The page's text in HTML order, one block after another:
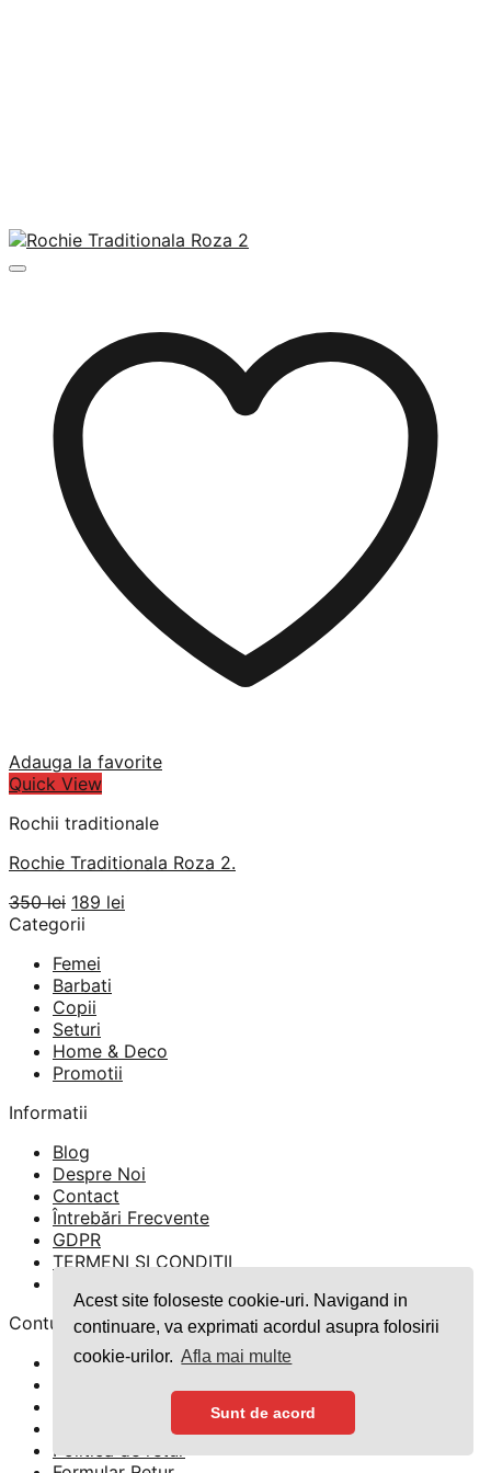
Acest site foloseste cookie-uri. Navigand in
continuare, va exprimati acordul asupra folosirii
cookie-urilor. Afla mai multe
Sunt de acord
Adauga la favorite
Quick View
Rochii traditionale
Rochie Traditionala Roza 2.
350lei Prețul
inițial
fost:
350 lei.
189 lei
Categorii
Femei
Barbati
Copii
Seturi
Home & Deco
Promotii
Informatii
Blog
Despre Noi
Contact
Întrebări Frecvente
GDPR
TERMENI SI CONDITII
Contul meu
Contul meu
Finalizare comandă
Politica de retur